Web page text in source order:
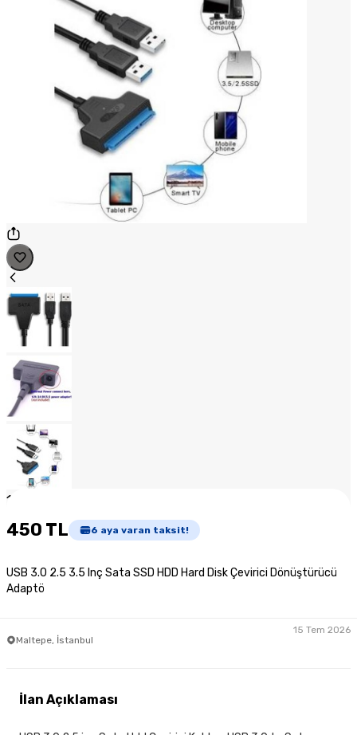
1
450 TL 6 aya varan taksit!
USB 3.0 2.5 3.5 Inç Sata SSD HDD Hard Disk Çevirici Dönüştürücü
Adaptö
Maltepe, İstanbul
15 Tem 2026
İlan Açıklaması